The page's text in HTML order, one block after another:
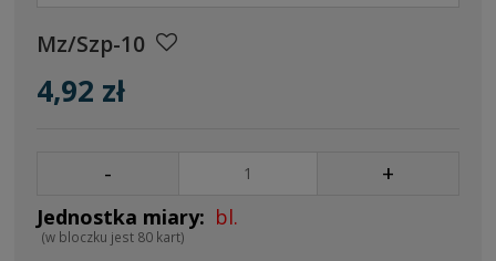
Mz/Szp-10
4,92 zł
- +
bl.
(w bloczku jest 80 kart)